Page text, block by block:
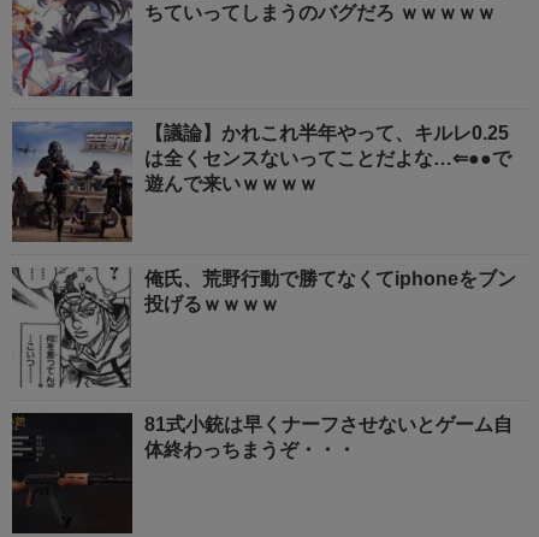
ちていってしまうのバグだろ ｗｗｗｗｗ
【議論】かれこれ半年やって、キルレ0.25
は全くセンスないってことだよな…⇐●●で
遊んで来いｗｗｗｗ
俺氏、荒野行動で勝てなくてiphoneをブン
投げるｗｗｗｗ
81式小銃は早くナーフさせないとゲーム自
体終わっちまうぞ・・・